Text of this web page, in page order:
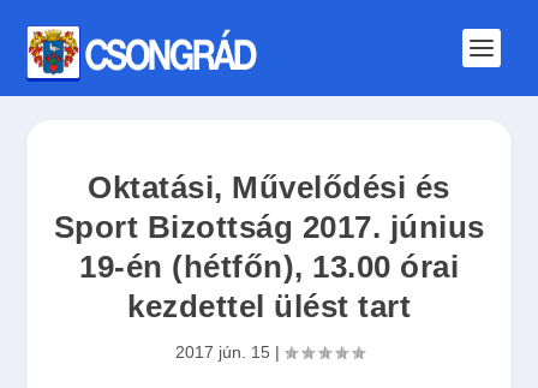
Oktatási, Művelődési és
Sport Bizottság 2017. június
19-én (hétfőn), 13.00 órai
kezdettel ülést tart
2017 jún. 15 |